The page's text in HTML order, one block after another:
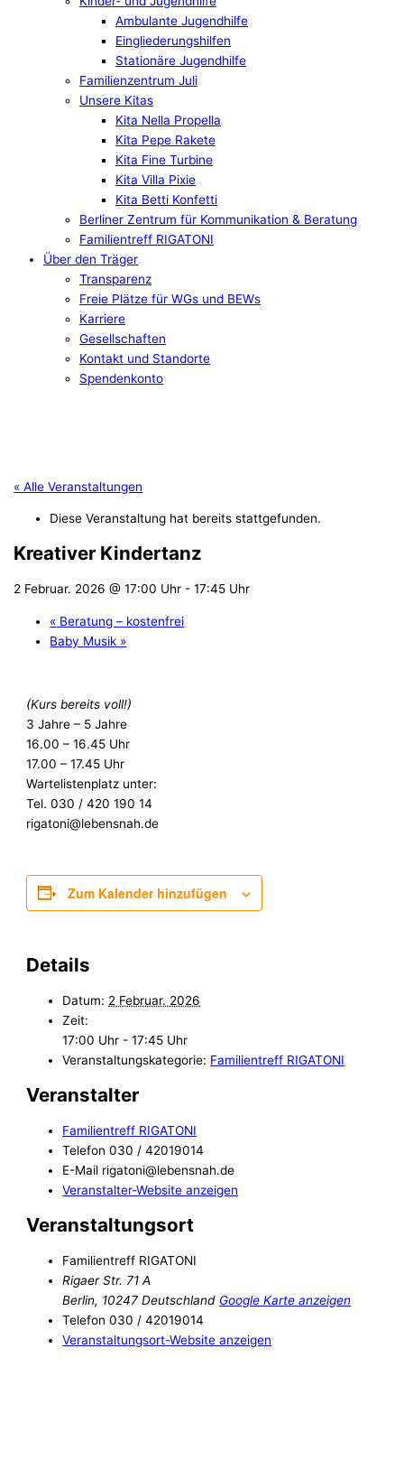
Ambulante Jugendhilfe
Eingliederungshilfen
Stationäre Jugendhilfe
Familienzentrum Juli
Unsere Kitas
Kita Nella Propella
Kita Pepe Rakete
Kita Fine Turbine
Kita Villa Pixie
Kita Betti Konfetti
Berliner Zentrum für Kommunikation & Beratung
Familientreff RIGATONI
Über den Träger
Transparenz
Freie Plätze für WGs und BEWs
Karriere
Gesellschaften
Kontakt und Standorte
Spendenkonto
« Alle Veranstaltungen
Diese Veranstaltung hat bereits stattgefunden.
Kreativer Kindertanz
2 Februar. 2026 @ 17:00 Uhr -17:45 Uhr
« Beratung – kostenfrei
Baby Musik »
(Kurs bereits voll!)
3 Jahre – 5 Jahre
16.00 – 16.45 Uhr
17.00 – 17.45 Uhr
Wartelistenplatz unter:
Tel. 030 / 420 190 14
rigatoni@lebensnah.de
Zum Kalender hinzufügen
Details
Datum: 2 Februar. 2026
Zeit:
17:00 Uhr - 17:45 Uhr
Veranstaltungskategorie: Familientreff RIGATONI
Veranstalter
Familientreff RIGATONI
Telefon030 / 42019014
E-Mail rigatoni@lebensnah.de
Veranstalter-Website anzeigen
Veranstaltungsort
Familientreff RIGATONI
Rigaer Str. 71 A
Berlin, 10247 Deutschland Google Karte anzeigen
Telefon 030 / 42019014
Veranstaltungsort-Website anzeigen